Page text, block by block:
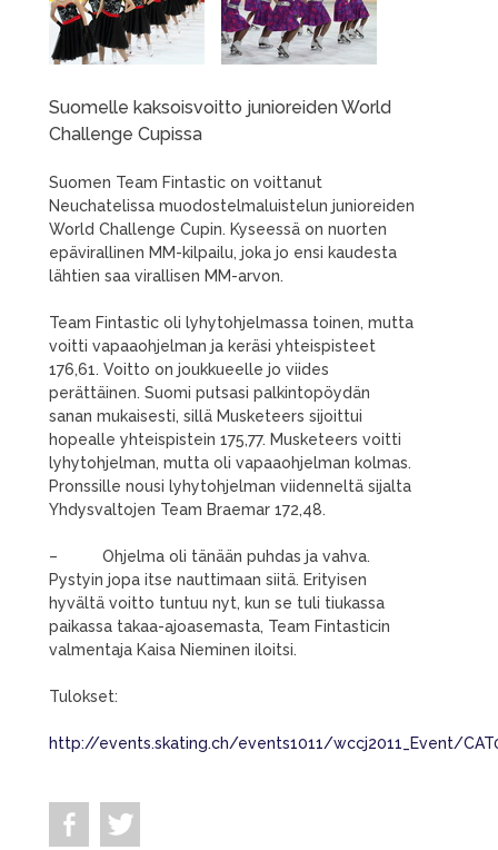
Suomelle kaksoisvoitto junioreiden World
Challenge Cupissa
Suomen Team Fintastic on voittanut
Neuchatelissa muodostelmaluistelun junioreiden
World Challenge Cupin. Kyseessä on nuorten
epävirallinen MM-kilpailu, joka jo ensi kaudesta
lähtien saa virallisen MM-arvon.
Team Fintastic oli lyhytohjelmassa toinen, mutta
voitti vapaaohjelman ja keräsi yhteispisteet
176,61. Voitto on joukkueelle jo viides
perättäinen. Suomi putsasi palkintopöydän
sanan mukaisesti, sillä Musketeers sijoittui
hopealle yhteispistein 175,77. Musketeers voitti
lyhytohjelman, mutta oli vapaaohjelman kolmas.
Pronssille nousi lyhytohjelman viidenneltä sijalta
Yhdysvaltojen Team Braemar 172,48.
– Ohjelma oli tänään puhdas ja vahva.
Pystyin jopa itse nauttimaan siitä. Erityisen
hyvältä voitto tuntuu nyt, kun se tuli tiukassa
paikassa takaa-ajoasemasta, Team Fintasticin
valmentaja Kaisa Nieminen iloitsi.
Tulokset:
http://events.skating.ch/events1011/wccj2011_Event/